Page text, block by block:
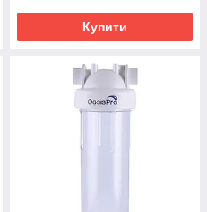
Купити